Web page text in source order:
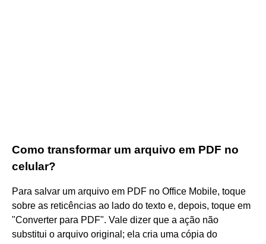
Como transformar um arquivo em PDF no
celular?
Para salvar um arquivo em PDF no Office Mobile, toque
sobre as reticências ao lado do texto e, depois, toque em
"Converter para PDF". Vale dizer que a ação não
substitui o arquivo original; ela cria uma cópia do